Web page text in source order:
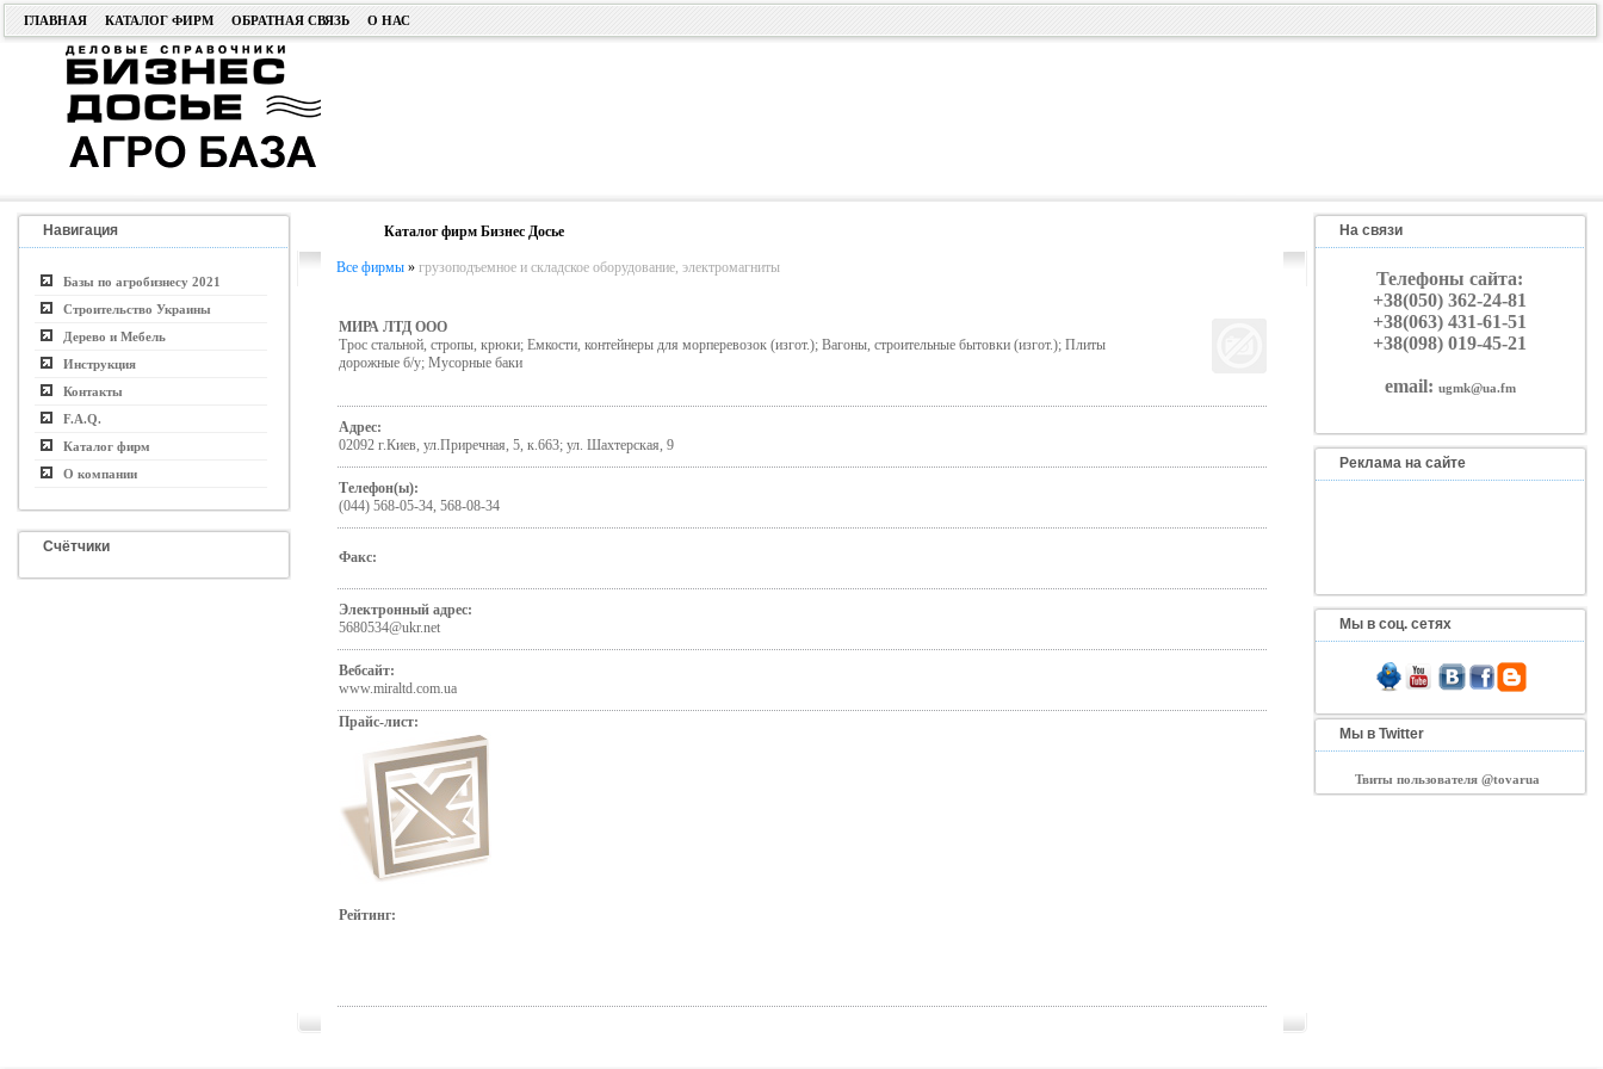
ГЛАВНАЯ КАТАЛОГ ФИРМ ОБРАТНАЯ СВЯЗЬ О НАС
Навигация
Базы по агробизнесу 2021
Строительство Украины
Дерево и Мебель
Инструкция
Контакты
F.A.Q.
Каталог фирм
О компании
Счётчики
Каталог фирм Бизнес Досье
Все фирмы» грузоподъемное и складское оборудование, электромагниты
МИРА ЛТД ООО
Трос стальной, стропы, крюки; Емкости, контейнеры для морперевозок (изгот.); Вагоны, строительные бытовки (изгот.); Плиты
дорожные б/у; Мусорные баки
Адрес:
02092 г.Киев, ул.Приречная, 5, к.663; ул. Шахтерская, 9
Телефон(ы):
(044) 568-05-34, 568-08-34
Факс:
Электронный адрес:
5680534@ukr.net
Вебсайт:
www.miraltd.com.ua
Прайс-лист:
Рейтинг:
На связи
Телефоны сайта:
+38(050) 362-24-81
+38(063) 431-61-51
+38(098) 019-45-21
email: ugmk@ua.fm
Реклама на сайте
Мы в соц. сетях
Мы в Twitter
Твиты пользователя @tovarua